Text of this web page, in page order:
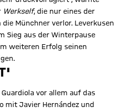
Werkself, die nur eines der
Münchner verlor. Leverkusen
Sieg aus der Winterpause
weiteren Erfolg seinen
vor allem auf das
mit Javier Hernández und